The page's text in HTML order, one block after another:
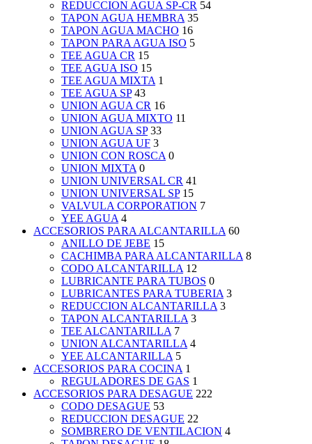
REDUCCION AGUA SP-CR 54
TAPON AGUA HEMBRA 35
TAPON AGUA MACHO 16
TAPON PARA AGUA ISO 5
TEE AGUA CR 15
TEE AGUA ISO 15
TEE AGUA MIXTA 1
TEE AGUA SP 43
UNION AGUA CR 16
UNION AGUA MIXTO 11
UNION AGUA SP 33
UNION AGUA UF 3
UNION CON ROSCA 0
UNION MIXTA 0
UNION UNIVERSAL CR 41
UNION UNIVERSAL SP 15
VALVULA CORPORATION 7
YEE AGUA 4
ACCESORIOS PARA ALCANTARILLA 60
ANILLO DE JEBE 15
CACHIMBA PARA ALCANTARILLA 8
CODO ALCANTARILLA 12
LUBRICANTE PARA TUBOS 0
LUBRICANTES PARA TUBERIA 3
REDUCCION ALCANTARILLA 3
TAPON ALCANTARILLA 3
TEE ALCANTARILLA 7
UNION ALCANTARILLA 4
YEE ALCANTARILLA 5
ACCESORIOS PARA COCINA 1
REGULADORES DE GAS 1
ACCESORIOS PARA DESAGUE 222
CODO DESAGUE 53
REDUCCION DESAGUE 22
SOMBRERO DE VENTILACION 4